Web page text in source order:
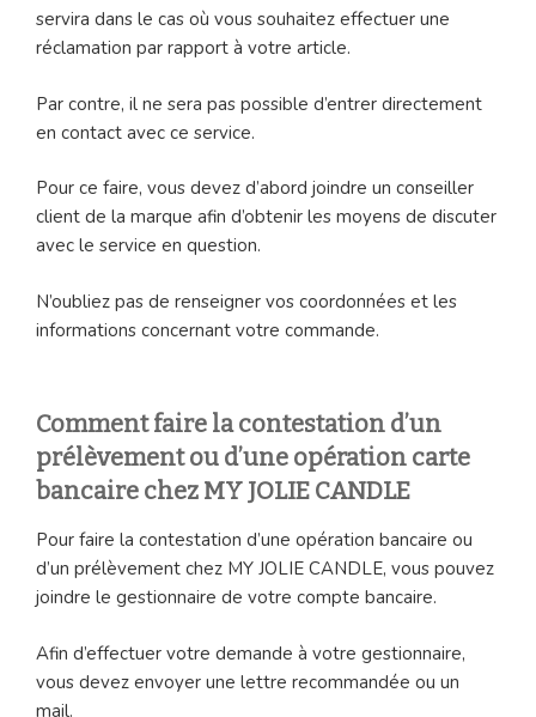
servira dans le cas où vous souhaitez effectuer une
réclamation par rapport à votre article.
Par contre, il ne sera pas possible d’entrer directement
en contact avec ce service.
Pour ce faire, vous devez d’abord joindre un conseiller
client de la marque afin d’obtenir les moyens de discuter
avec le service en question.
N’oubliez pas de renseigner vos coordonnées et les
informations concernant votre commande.
Comment faire la contestation d’un
prélèvement ou d’une opération carte
bancaire chez MY JOLIE CANDLE
Pour faire la contestation d’une opération bancaire ou
d’un prélèvement chez MY JOLIE CANDLE, vous pouvez
joindre le gestionnaire de votre compte bancaire.
Afin d’effectuer votre demande à votre gestionnaire,
vous devez envoyer une lettre recommandée ou un
mail.